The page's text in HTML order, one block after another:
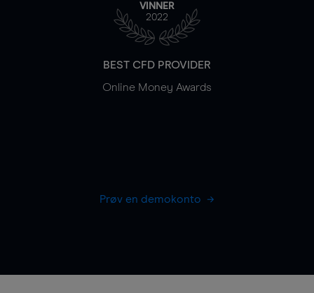
VINNER
2022
BEST CFD PROVIDER
Online Money Awards
Prøv en demokonto